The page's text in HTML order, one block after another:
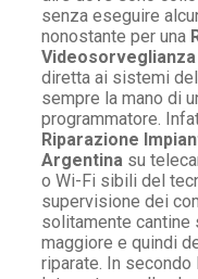
senza eseguire
nonostante per una
diretta ai sistemi
sempre la mano di
programmatore.
Riparazione
Argentina su
o Wi-Fi sibili del
supervisione dei
solitamente cantine
maggiore e quindi
riparate. In